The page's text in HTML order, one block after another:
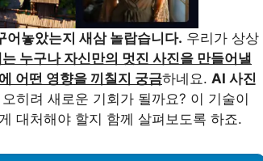
어놓았는지 새삼 놀랍습니다. 우리가 상상
누구나 자신만의 멋진 사진을 만들어낼
어떤 영향을 끼칠지 궁금하네요. AI 사진
히려 새로운 기회가 될까요? 이 기술이
대처해야 할지 함께 살펴보도록 하죠.